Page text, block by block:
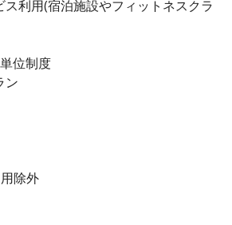
ス利用(宿泊施設やフィットネスクラ
位制度
ン
除外